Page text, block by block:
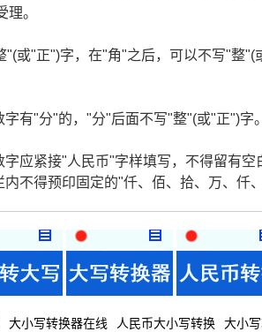
。
或"正")字，在"角"之后，可以不写"整"(
有"分"的，"分"后面不写"整"(或"正")字
应紧接"人民币"字样填写，不得留有
不得预印固定的"仟、佰、拾、万、仟
大小写转换器在线 人民币大小写转换 大小